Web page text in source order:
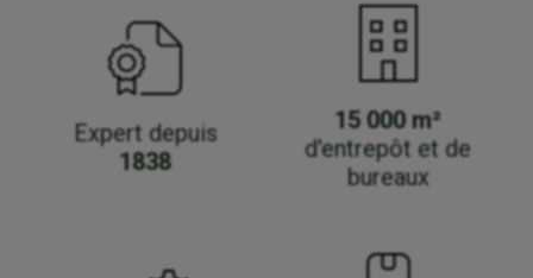
Expert depuis
1838
15 000 m²
d'entrepôt et de
bureaux